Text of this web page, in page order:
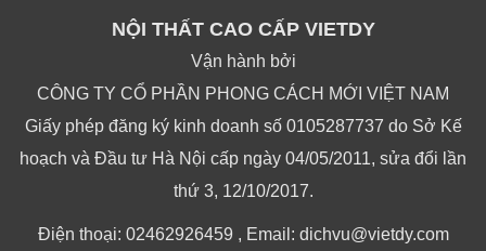
NỘI THẤT CAO CẤP VIETDY
Vận hành bởi
CÔNG TY CỔ PHẦN PHONG CÁCH MỚI VIỆT NAM
Giấy phép đăng ký kinh doanh số 0105287737 do Sở Kế
hoạch và Đầu tư Hà Nội cấp ngày 04/05/2011, sửa đổi lần
thứ 3, 12/10/2017.
Điện thoại: 02462926459 , Email: dichvu@vietdy.com